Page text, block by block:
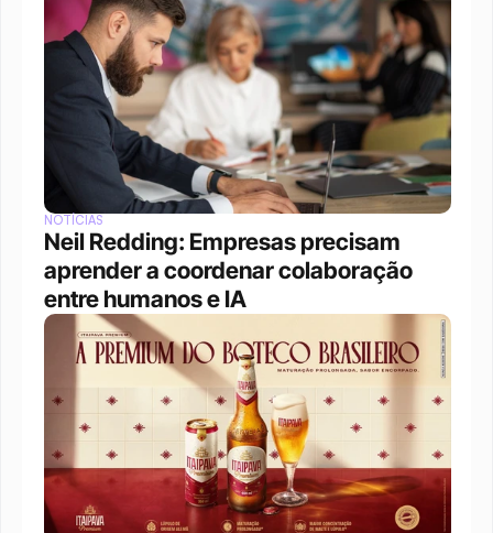
NOTÍCIAS
Neil Redding: Empresas precisam
aprender a coordenar colaboração
entre humanos e IA